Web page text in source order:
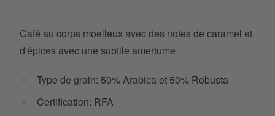
Café au corps moelleux avec des notes de caramel et
d'épices avec une subtile amertume.
Type de grain: 50% Arabica et 50% Robusta
Certification: RFA